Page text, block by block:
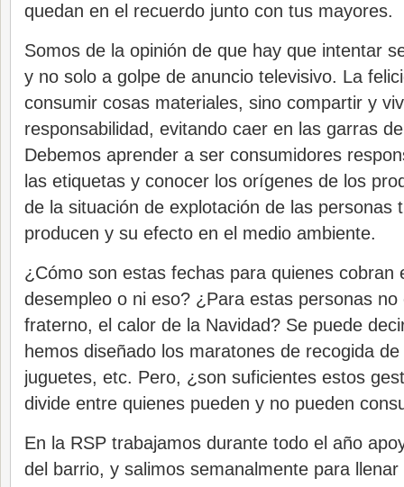
quedan en el recuerdo junto con tus mayores.
Somos de la opinión de que hay que intentar
y no solo a golpe de anuncio televisivo. La
consumir cosas materiales, sino compartir y
responsabilidad, evitando caer en las garras
Debemos aprender a ser consumidores
las etiquetas y conocer los orígenes de los
de la situación de explotación de las personas
producen y su efecto en el medio ambiente.
¿Cómo son estas fechas para quienes cobran
desempleo o ni eso? ¿Para estas personas
fraterno, el calor de la Navidad? Se puede
hemos diseñado los maratones de recogida
juguetes, etc. Pero, ¿son suficientes estos
divide entre quienes pueden y no pueden
En la RSP trabajamos durante todo el año
del barrio, y salimos semanalmente para